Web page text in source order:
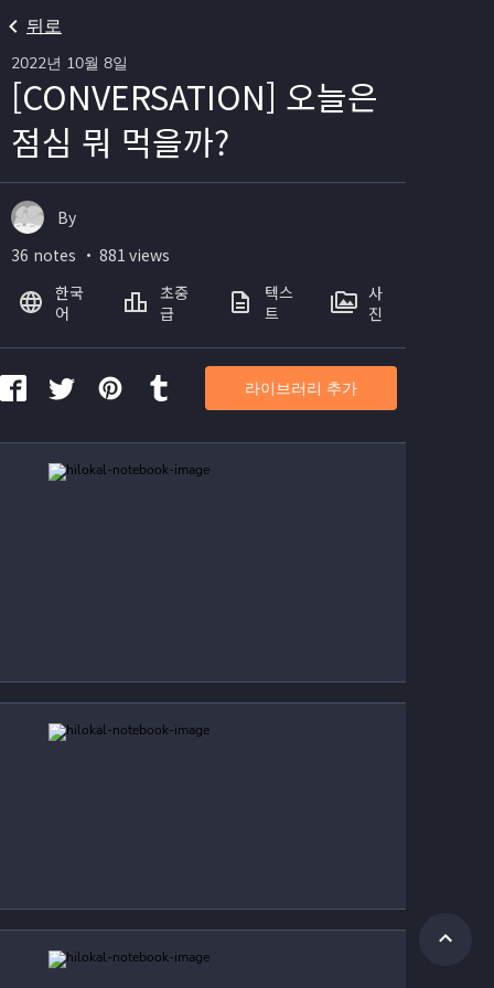
뒤로
2022년 10월 8일
[CONVERSATION] 오늘은
점심 뭐 먹을까?
By
36 notes ・ 881 views
한국
어
초중
급
텍스
트
사
진
라이브러리 추가